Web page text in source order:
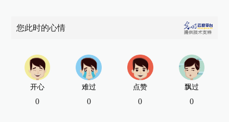
您此时的心情
开心
0
难过
0
点赞
0
飘过
0